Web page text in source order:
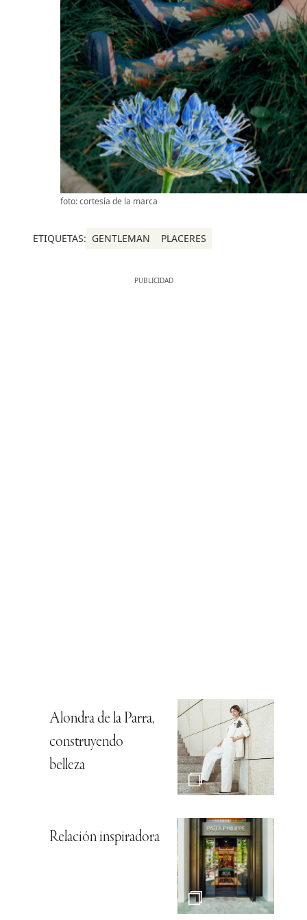
foto: cortesía de la marca
ETIQUETAS: GENTLEMAN PLACERES
Alondra de la Parra,
construyendo
belleza
Relación inspiradora